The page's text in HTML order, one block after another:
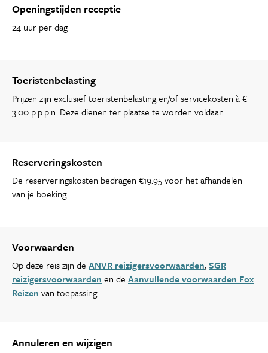
Openingstijden receptie
24 uur per dag
Toeristenbelasting
Prijzen zijn exclusief toeristenbelasting en/of servicekosten à €
3.00 p.p.p.n. Deze dienen ter plaatse te worden voldaan.
Reserveringskosten
De reserveringskosten bedragen €19.95 voor het afhandelen
van je boeking
Voorwaarden
Op deze reis zijn de ANVR reizigersvoorwaarden,SGR
reizigersvoorwaarden en de Aanvullende voorwaarden Fox
Reizen van toepassing.
Annuleren en wijzigen